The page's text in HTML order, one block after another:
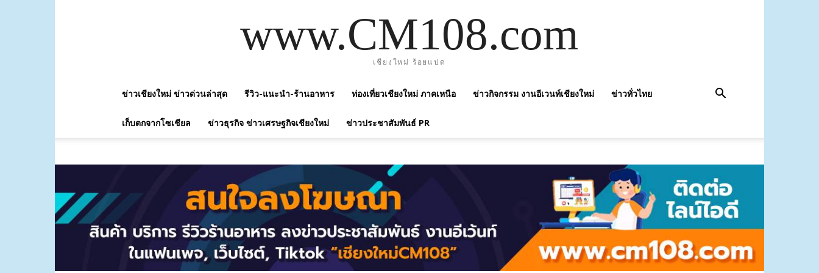
www.CM108.com
เชียงใหม่ ร้อยแปด
ข่าวเชียงใหม่ ข่าวด่วนล่าสุด รีวิว-แนะนำ-ร้านอาหาร ท่องเที่ยวเชียงใหม่ ภาคเหนือ ข่าวกิจกรรม งานอีเวนท์เชียงใหม่ ข่าวทั่วไทย
เก็บตกจากโซเชียล ข่าวธุรกิจ ข่าวเศรษฐกิจเชียงใหม่ ข่าวประชาสัมพันธ์ PR